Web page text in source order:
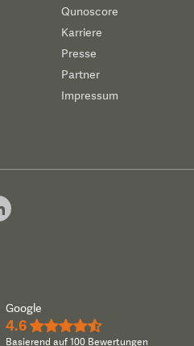
Qunoscore
Karriere
Presse
Partner
Impressum
Google
4.6 ★★★★½
Basierend auf 100 Bewertungen